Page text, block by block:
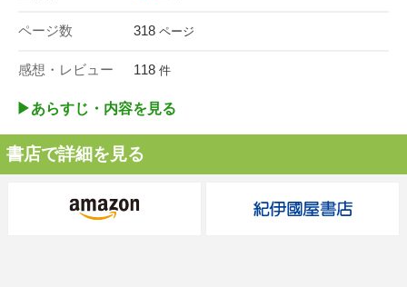
ページ数 318 ページ
感想・レビュー 118 件
▶︎あらすじ・内容を見る
書店で詳細を見る